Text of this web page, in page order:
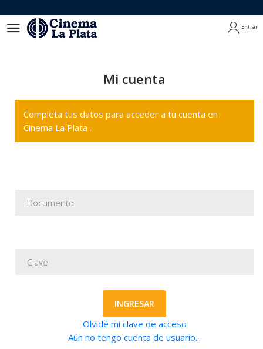
Entrar
Mi cuenta
Completa tus datos para acceder a tu cuenta en
Cinema La Plata .
INGRESAR
Olvidé mi clave de acceso
Aún no tengo cuenta de usuario...